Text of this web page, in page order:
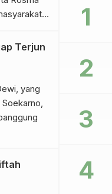
2025).
Terjun
yang
bernama